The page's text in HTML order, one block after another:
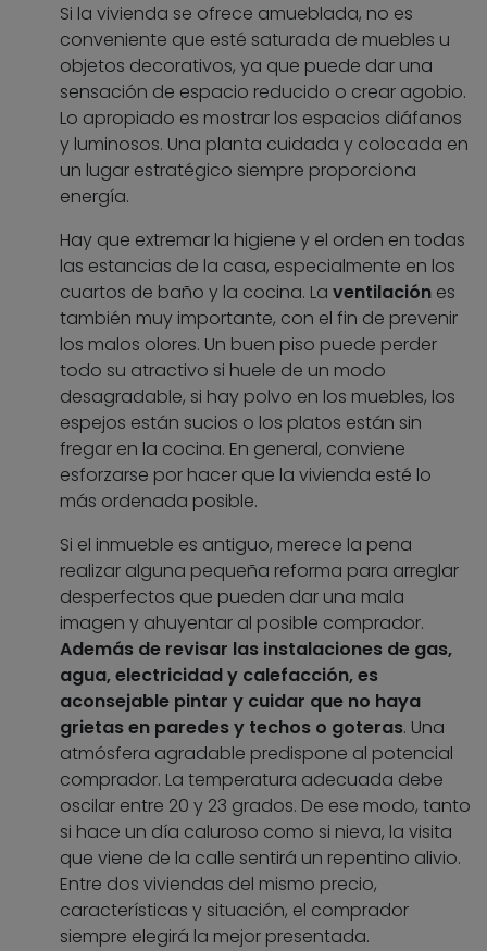
Si la vivienda se ofrece amueblada, no es
conveniente que esté saturada de muebles u
objetos decorativos, ya que puede dar una
sensación de espacio reducido o crear agobio.
Lo apropiado es mostrar los espacios diáfanos
y luminosos. Una planta cuidada y colocada en
un lugar estratégico siempre proporciona
energía.
Hay que extremar la higiene y el orden en todas
las estancias de la casa, especialmente en los
cuartos de baño y la cocina. La ventilación es
también muy importante, con el fin de prevenir
los malos olores. Un buen piso puede perder
todo su atractivo si huele de un modo
desagradable, si hay polvo en los muebles, los
espejos están sucios o los platos están sin
fregar en la cocina. En general, conviene
esforzarse por hacer que la vivienda esté lo
más ordenada posible.
Si el inmueble es antiguo, merece la pena
realizar alguna pequeña reforma para arreglar
desperfectos que pueden dar una mala
imagen y ahuyentar al posible comprador.
Además de revisar las instalaciones de gas,
agua, electricidad y calefacción, es
aconsejable pintar y cuidar que no haya
grietas en paredes y techos o goteras. Una
atmósfera agradable predispone al potencial
comprador. La temperatura adecuada debe
oscilar entre 20 y 23 grados. De ese modo, tanto
si hace un día caluroso como si nieva, la visita
que viene de la calle sentirá un repentino alivio.
Entre dos viviendas del mismo precio,
características y situación, el comprador
siempre elegirá la mejor presentada.